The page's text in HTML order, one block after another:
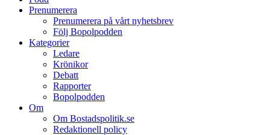
Prenumerera
Prenumerera på vårt nyhetsbrev
Följ Bopolpodden
Kategorier
Ledare
Krönikor
Debatt
Rapporter
Bopolpodden
Om
Om Bostadspolitik.se
Redaktionell policy